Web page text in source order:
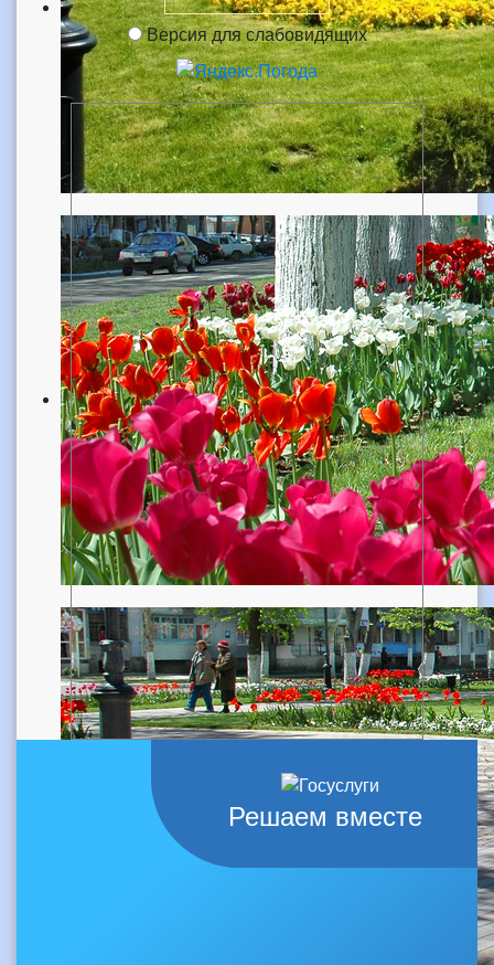
Версия для слабовидящих
Решаем вместе